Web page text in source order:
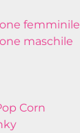
femminile
maschile
Corn